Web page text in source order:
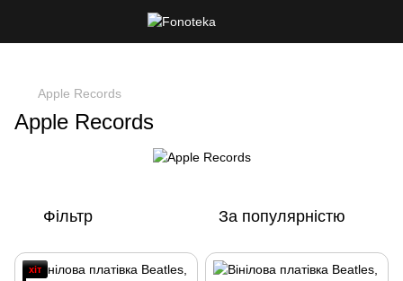
Apple Records
Apple Records
Фільтр За популярністю
хіт